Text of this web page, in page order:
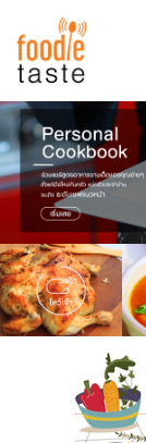
สูตรอาหาร
สูตรอาหา
Top
พาไปชิม
สารพันก้นค
เคล็ดลับน่
เปรียบเ
เปรียบเ
FoodPedia
สร้าง